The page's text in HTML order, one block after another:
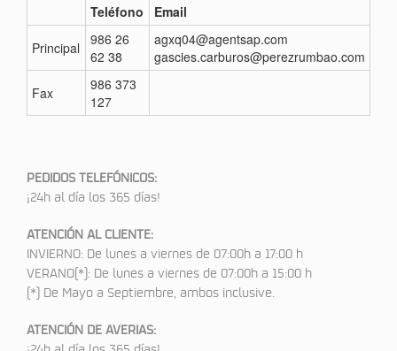
Teléfono Email
Principal
986 26
62 38
agxq04@agentsap.com
gascies.carburos@perezrumbao.com
Fax
986 373
127
PEDIDOS TELEFÓNICOS:
¡24h al día los 365 días!
ATENCIÓN AL CLIENTE:
INVIERNO: De lunes a viernes de 07:00h a 17:00 h
VERANO(*): De lunes a viernes de 07:00h a 15:00 h
(*) De Mayo a Septiembre, ambos inclusive.
ATENCIÓN DE AVERÍAS: